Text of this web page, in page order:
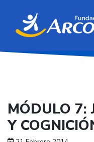
MÓDULO 7:
Y